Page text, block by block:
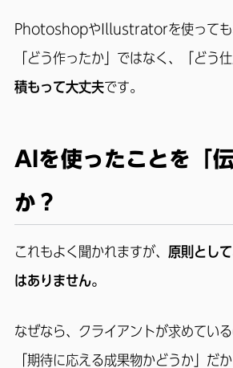
PhotoshopやIllustratorを使っても
「どう作ったか」ではなく、「どう
積もって大丈夫です。
AIを使ったことを「
か？
これもよく聞かれますが、 原則とし
はありません。
なぜなら、クライアントが求めてい
「期待に応える成果物かどうか」だか